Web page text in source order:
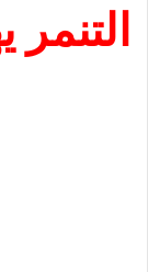
التنمر